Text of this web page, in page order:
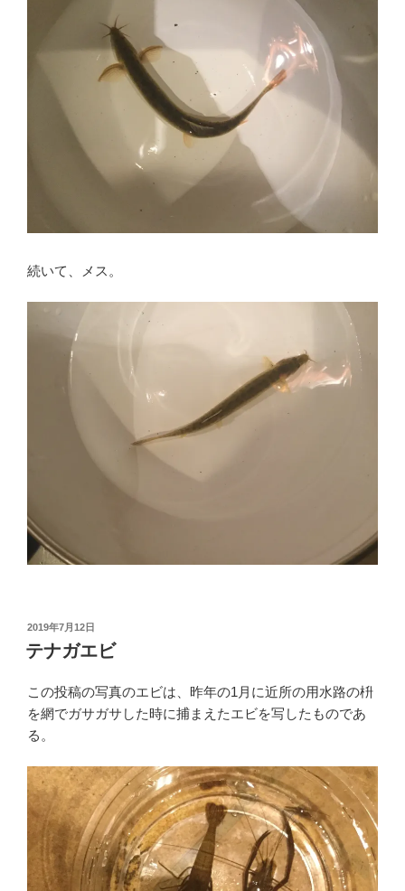
続いて、メス。
投
稿
日:
2019年7月12日
テナガエビ
この投稿の写真のエビは、昨年の1月に近所の用水路の枡
を網でガサガサした時に捕まえたエビを写したものであ
る。